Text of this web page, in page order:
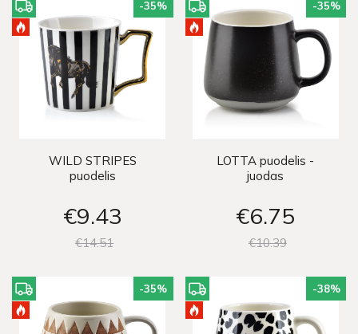
-35%
WILD STRIPES
puodelis
€9 43
€1451
-35%
LOTTA puodelis -
juodas
€6 75
€1039
-35% -38%